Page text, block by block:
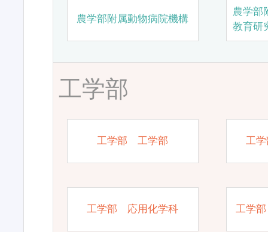
農学部附属動物病院機構
農学部
教育研
工学部
工学部 工学部 工
工学部 応用化学科 工学